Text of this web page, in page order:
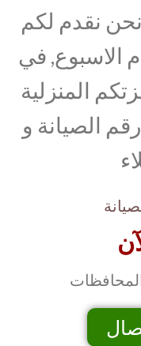
نحن نقدم لكم
الاسبوع, في
المنزلية
الصيانة و